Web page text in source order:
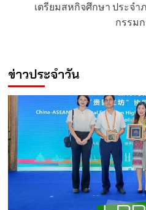
เตรียมสหกิจศึกษา ประจำ
กรรม
ข่าวประจำวัน